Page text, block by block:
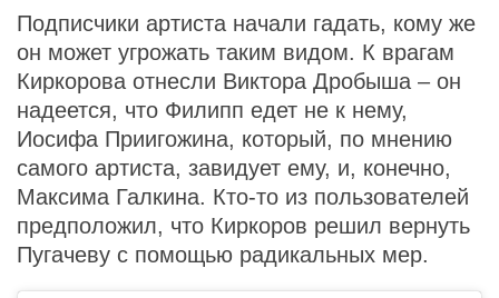
Подписчики артиста начали гадать, кому же
он может угрожать таким видом. К врагам
Киркорова отнесли Виктора Дробыша – он
надеется, что Филипп едет не к нему,
Иосифа Приигожина, который, по мнению
самого артиста, завидует ему, и, конечно,
Максима Галкина. Кто-то из пользователей
предположил, что Киркоров решил вернуть
Пугачеву с помощью радикальных мер.